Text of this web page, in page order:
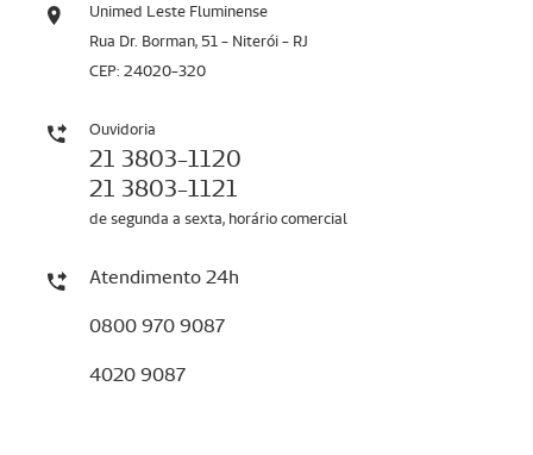
Unimed Leste Fluminense
Rua Dr. Borman, 51 - Niterói - RJ
CEP: 24020-320
Ouvidoria
21 3803-1120
21 3803-1121
de segunda a sexta, horário comercial
Atendimento 24h
0800 970 9087
4020 9087